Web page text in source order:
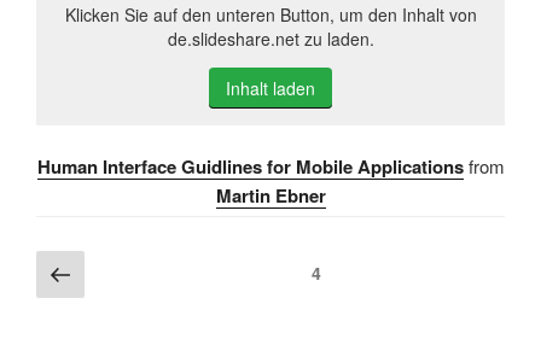
Klicken Sie auf den unteren Button, um den Inhalt von
de.slideshare.net zu laden.
Inhalt laden
Human Interface Guidlines for Mobile Applications from
Martin Ebner
Beitragsnavigation
Vorherige
Seite
Seite4